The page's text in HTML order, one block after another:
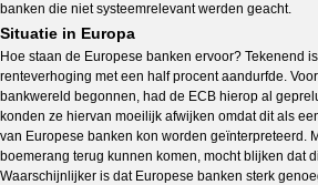
banken die niet systeemrelevant werden geacht.
Situatie in Europa
Hoe staan de Europese banken ervoor? Tekenend
renteverhoging met een half procent aandurfde.
bankwereld begonnen, had de ECB hierop al
konden ze hiervan moeilijk afwijken omdat dit als
van Europese banken kon worden geïnterpreteerd.
boemerang terug kunnen komen, mocht blijken dat
Waarschijnlijker is dat Europese banken sterk